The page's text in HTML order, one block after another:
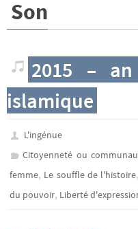
Son
2015 –
islamique
L'ingénue
Citoyenneté ou
femme, Le souffle de l'histoire,
du pouvoir, Liberté